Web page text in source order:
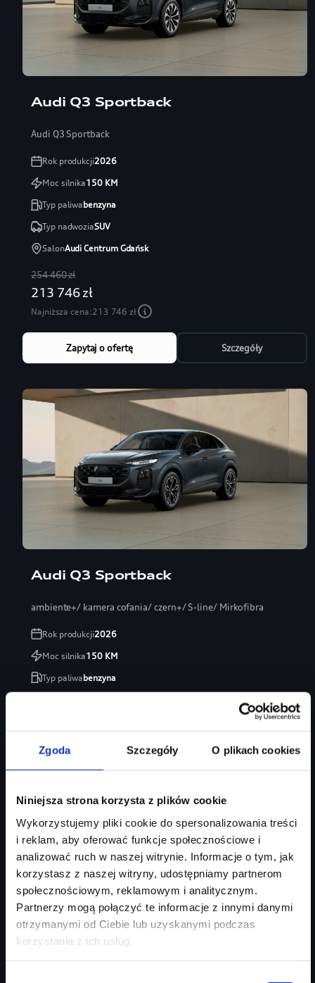
Zgoda Szczegóły O plikach cookies
Niniejsza strona korzysta z plików cookie
Wykorzystujemy pliki cookie do spersonalizowania treści
i reklam, aby oferować funkcje społecznościowe i
analizować ruch w naszej witrynie. Informacje o tym, jak
korzystasz z naszej witryny, udostępniamy partnerom
społecznościowym, reklamowym i analitycznym.
Partnerzy mogą połączyć te informacje z innymi danymi
otrzymanymi od Ciebie lub uzyskanymi podczas
korzystania z ich usług.
Audi Q3 Sportback
Audi Q3 Sportback
Rok produkcji2026
Moc silnika150KM
Typ paliwabenzyna
Typ nadwoziaSUV
SalonAudi Centrum Gdańsk
254 460 zł
213 746 zł
Najniższa cena:213 746 zł
Zapytaj o ofertę Szczegóły
Audi Q3 Sportback
ambiente+/ kamera cofania/ czern+/ S-line/ Mirkofibra
Rok produkcji2026
Moc silnika150KM
Typ paliwabenzyna
246 470 zł
207 035 zł
Zapytaj o ofertę Szczegóły